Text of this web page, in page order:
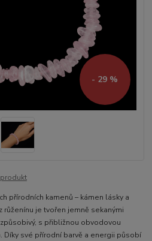
- 29 %
přírodních kamenů – kámen lásky a
je tvořen jemně sekanými
s přibližnou obvodovou
Díky své přírodní barvě a energii působí